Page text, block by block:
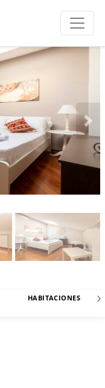
HABITACIONES